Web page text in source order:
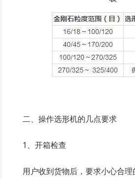
二、操作选形机的几点要求
1、开箱检查
用户收到货物后，要求小心合